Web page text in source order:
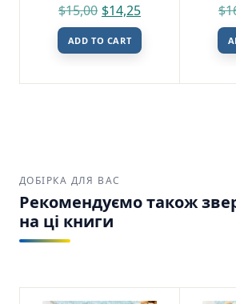
$15,00 $14,25
ADD TO CART
$
ДОБІРКА ДЛЯ ВАС
Рекомендуємо також
на ці книги